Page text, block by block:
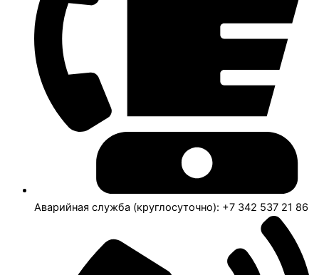
Аварийная служба (круглосуточно): +7 342 537 21 86